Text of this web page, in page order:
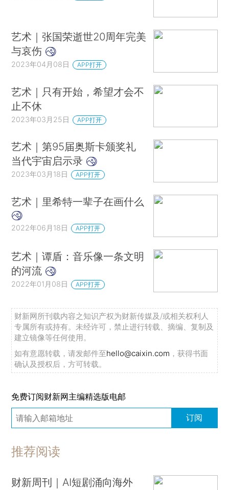
艺术｜张国荣逝世20周年完美
与哀伤
2023年04月08日 APP打开
艺术｜只有开始，希望才会不
止不休
2023年03月25日 APP打开
艺术｜第95届奥斯卡颁奖礼
当代宇宙启示录
2023年03月18日 APP打开
艺术｜里希特一辈子在画什么
2022年06月18日 APP打开
艺术｜谭盾：音乐像一条文明
的河流
2022年01月08日 APP打开
财新网所刊载内容之知识产权为财新传媒及/或相关权利人
专属所有或持有。未经许可，禁止进行转载、摘编、复制及
建立镜像等任何使用。
如有意愿转载，请发邮件至hello@caixin.com ，获得书面
确认及授权后，方可转载。
免费订阅财新网主编精选版电邮
订阅
推荐阅读
财新周刊｜AI短剧涌向海外